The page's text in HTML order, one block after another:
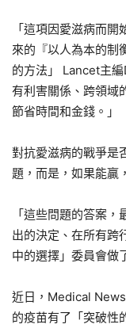
「這項因愛滋病而
來的『以人為本的制
的方法」 Lancet主
有利害關係、跨領域
節省時間和金錢。」
對抗愛滋病的戰爭是
題，而是，如果能贏
「這些問題的答案
出的決定、在所有跨
中的選擇」委員會做
近日，Medical
的疫苗有了「突破性